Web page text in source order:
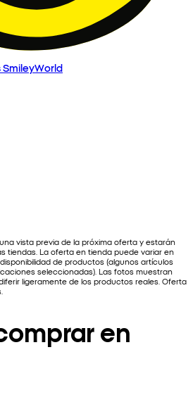
vista previa de la próxima oferta y estarán
tiendas. La oferta en tienda puede variar en
de productos (algunos artículos
seleccionadas). Las fotos muestran
ligeramente de los productos reales. Oferta
en